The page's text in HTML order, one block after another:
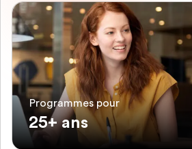
Programmes pour
25+ ans